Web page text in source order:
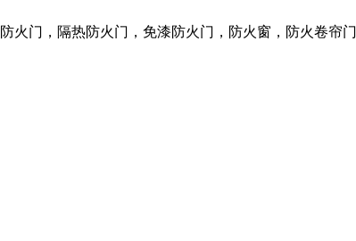
门，隔热防火门，免漆防火门，防火窗，防火卷帘